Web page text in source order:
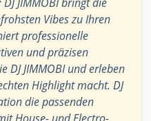
Vibes zu Ihren
professionelle
und präzisen
DJ JIMMOBI und erleben
Highlight macht. DJ
die passenden